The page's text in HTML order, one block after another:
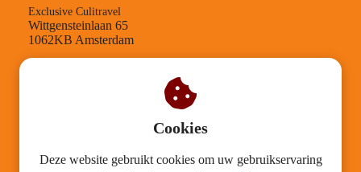
Exclusive Culitravel
Wittgensteinlaan 65
1062KB Amsterdam
KVK-nummer: 30126812
BTW-nummer: NL001543958B89
Mission statement
Cookies
Deze website gebruikt cookies om uw gebruikservaring